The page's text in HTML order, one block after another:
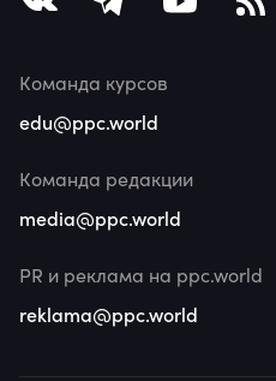
Команда курсов
edu@ppc.world
Команда редакции
media@ppc.world
PR и реклама на ppc.world
reklama@ppc.world